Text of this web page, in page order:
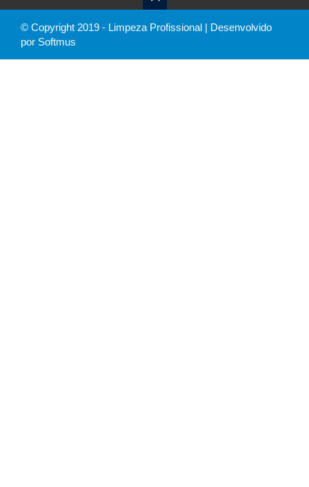
© Copyright 2019 - Limpeza Profissional | Desenvolvido
por Softmus